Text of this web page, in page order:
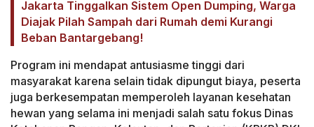
Jakarta Tinggalkan Sistem Open Dumping, Warga
Diajak Pilah Sampah dari Rumah demi Kurangi
Beban Bantargebang!
Program ini mendapat antusiasme tinggi dari
masyarakat karena selain tidak dipungut biaya, peserta
juga berkesempatan memperoleh layanan kesehatan
hewan yang selama ini menjadi salah satu fokus Dinas